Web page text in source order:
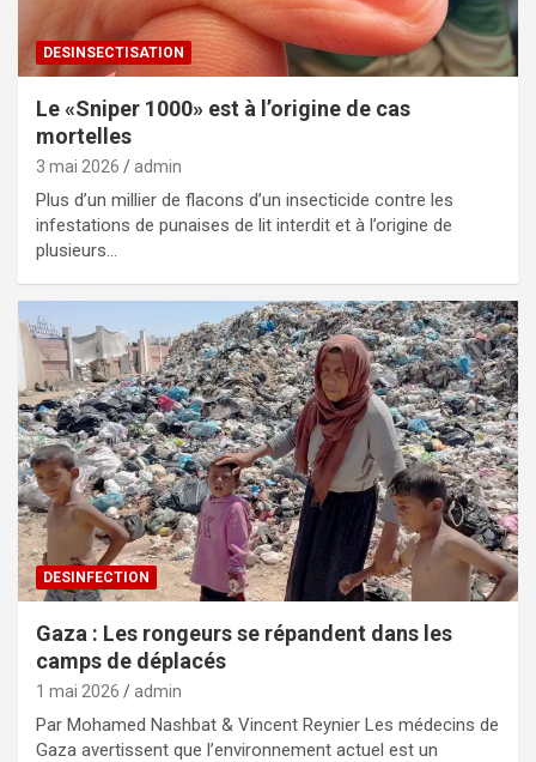
DESINSECTISATION
Le «Sniper 1000» est à l’origine de cas
mortelles
3 mai 2026 admin
Plus d’un millier de flacons d’un insecticide contre les
infestations de punaises de lit interdit et à l’origine de
plusieurs…
DESINFECTION
Gaza : Les rongeurs se répandent dans les
camps de déplacés
1 mai 2026 admin
Par Mohamed Nashbat & Vincent Reynier Les médecins de
Gaza avertissent que l’environnement actuel est un